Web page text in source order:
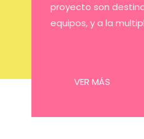
proyecto son
equipos, y a la
VER MÁS